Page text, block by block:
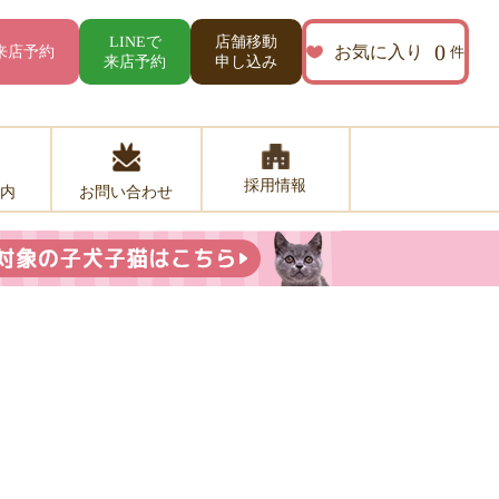
店予約
LINEで
来店予約
店舗移動
申し込み
お気に入り 0 件
お問い合わせ 採用情報